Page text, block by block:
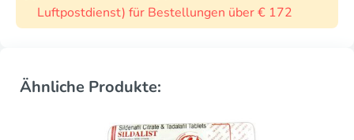
Luftpostdienst) für Bestellungen über € 172
Ähnliche Produkte: